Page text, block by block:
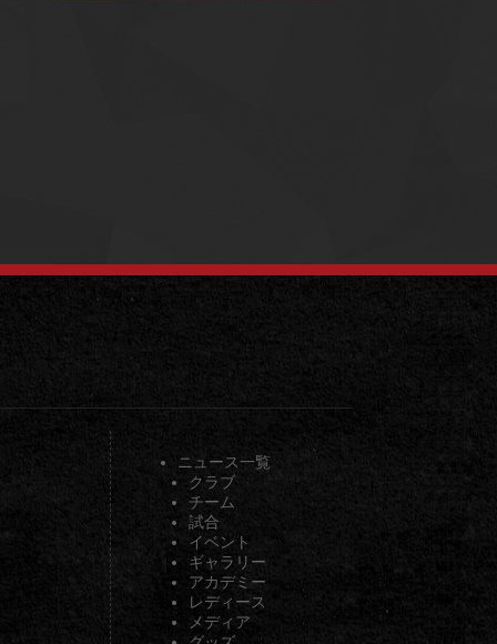
ニュース一覧
クラブ
チーム
試合
イベント
ギャラリー
アカデミー
レディース
メディア